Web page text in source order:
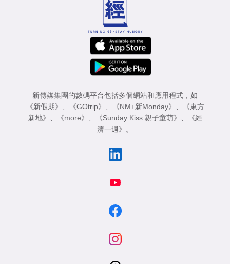
新傳媒集團的數碼平台包括多個網站和應用程式，如
《新假期》
《GOtrip》 《NM+新Monday》
《東方
新地》
《more》 《Sunday Kiss 親子童萌》
《經
濟一週》
。